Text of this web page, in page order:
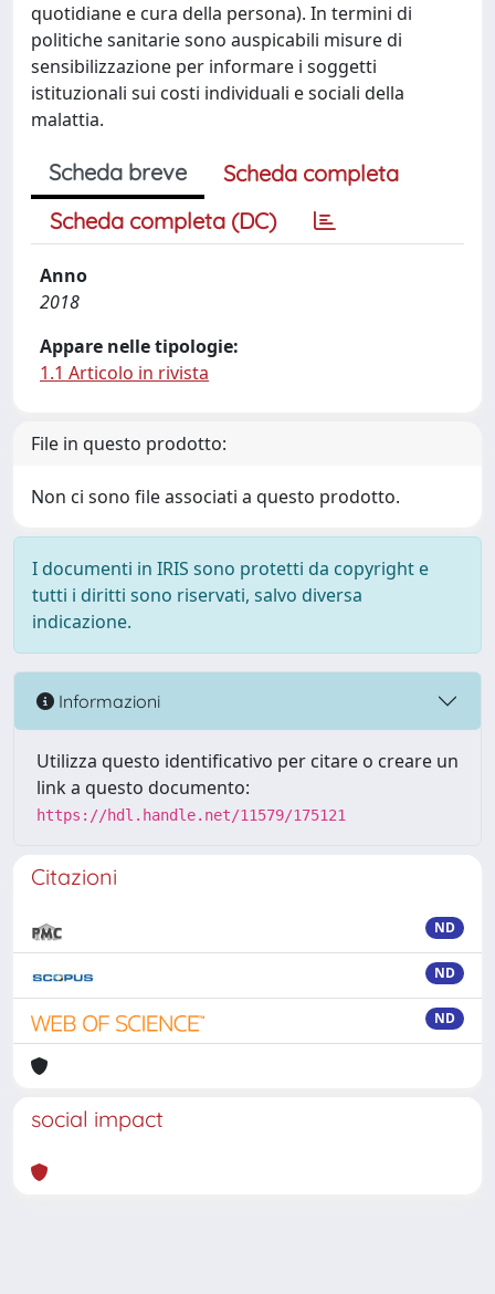
quotidiane e cura della persona). In termini di
politiche sanitarie sono auspicabili misure di
sensibilizzazione per informare i soggetti
istituzionali sui costi individuali e sociali della
malattia.
Scheda breve
Scheda completa
Scheda completa (DC)
Anno
2018
Appare nelle tipologie:
1.1 Articolo in rivista
File in questo prodotto:
Non ci sono file associati a questo prodotto.
I documenti in IRIS sono protetti da copyright e
tutti i diritti sono riservati, salvo diversa
indicazione.
Informazioni
Utilizza questo identificativo per citare o creare un
link a questo documento:
https://hdl.handle.net/11579/175121
Citazioni
ND
ND
ND
social impact